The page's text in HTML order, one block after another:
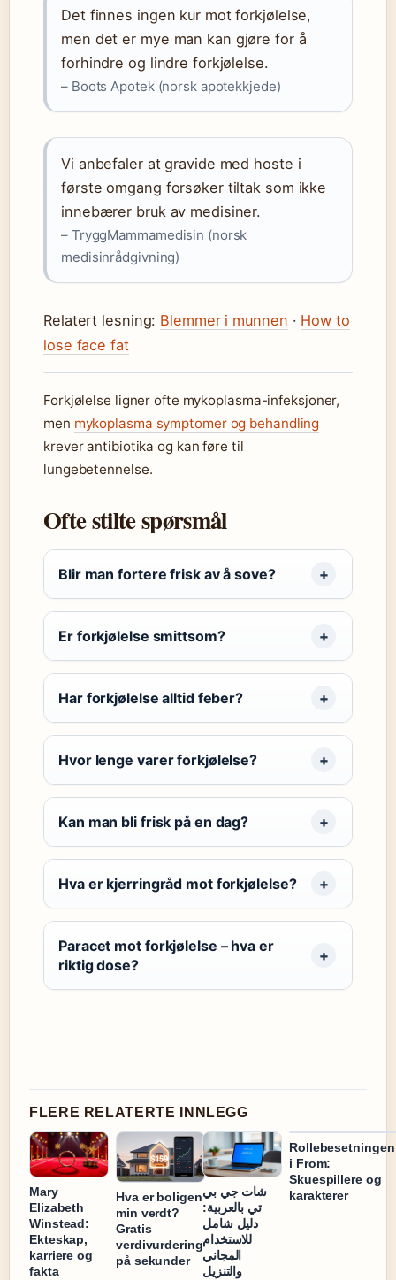
Det finnes ingen kur mot forkjølelse,
men det er mye man kan gjøre for å
forhindre og lindre forkjølelse.
– Boots Apotek (norsk apotekkjede)
Vi anbefaler at gravide med hoste i
første omgang forsøker tiltak som ikke
innebærer bruk av medisiner.
– TryggMammamedisin (norsk
medisinrådgivning)
Relatert lesning: Blemmer i munnen · How to
lose face fat
Forkjølelse ligner ofte mykoplasma-infeksjoner,
men mykoplasma symptomer og behandling
krever antibiotika og kan føre til
lungebetennelse.
Ofte stilte spørsmål
Blir man fortere frisk av å sove?
Er forkjølelse smittsom?
Har forkjølelse alltid feber?
Hvor lenge varer forkjølelse?
Kan man bli frisk på en dag?
Hva er kjerringråd mot forkjølelse?
Paracet mot forkjølelse – hva er
riktig dose?
FLERE RELATERTE INNLEGG
Mary
Elizabeth
Winstead:
Ekteskap,
karriere og
fakta
Hva er boligen
min verdt?
Gratis
verdivurdering
på sekunder
شات جي بي
تي بالعربية:
دليل شامل
للاستخدام
المجاني
والتنزيل
Rollebesetningen
i From:
Skuespillere og
karakterer